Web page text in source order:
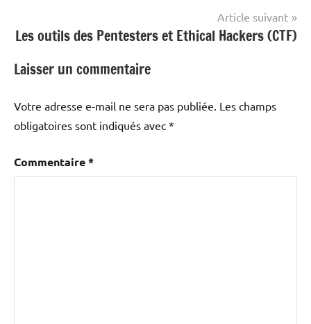
Article suivant
Les outils des Pentesters et Ethical Hackers (CTF)
Laisser un commentaire
Votre adresse e-mail ne sera pas publiée. Les champs
obligatoires sont indiqués avec *
Commentaire*